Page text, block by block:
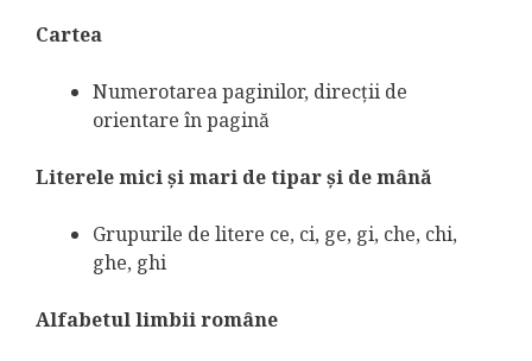
Cartea
Numerotarea paginilor, direcţii de
orientare în pagină
Literele mici şi mari de tipar şi de mână
Grupurile de litere ce, ci, ge, gi, che, chi,
ghe, ghi
Alfabetul limbii române